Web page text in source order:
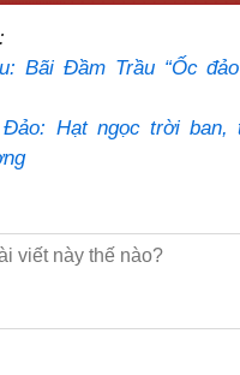
Bãi Đầm Trầu “Ốc
Hạt ngọc trời ban,